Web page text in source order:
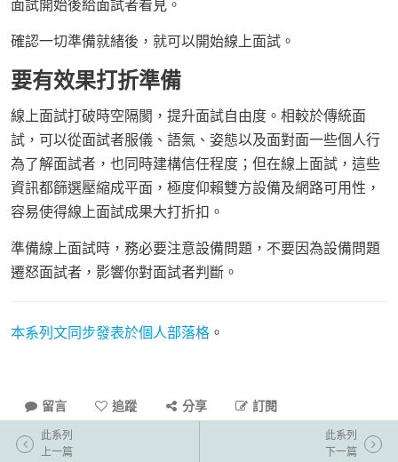
面試開始後給面試者看見。
確認一切準備就緒後，就可以開始線上面試。
要有效果打折準備
線上面試打破時空隔閡，提升面試自由度。相較於傳統面
試，可以從面試者服儀、語氣、姿態以及面對面一些個人行
為了解面試者，也同時建構信任程度；但在線上面試，這些
資訊都篩選壓縮成平面，極度仰賴雙方設備及網路可用性，
容易使得線上面試成果大打折扣。
準備線上面試時，務必要注意設備問題，不要因為設備問題
遷怒面試者，影響你對面試者判斷。
本系列文同步發表於個人部落格 。
留言 追蹤 分享 訂閱
此系列
上一篇
此系列
下一篇